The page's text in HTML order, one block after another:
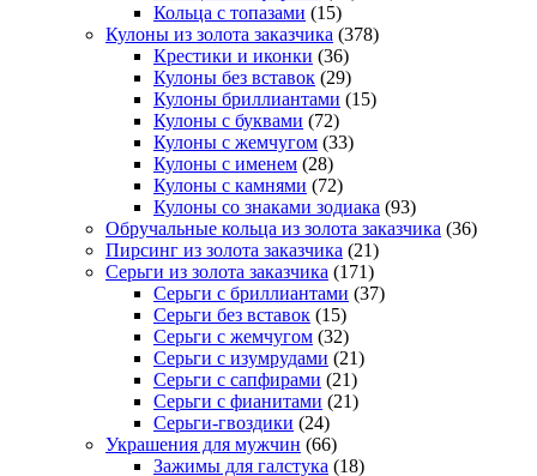
Кольца с топазами (15)
Кулоны из золота заказчика (378)
Крестики и иконки (36)
Кулоны без вставок (29)
Кулоны бриллиантами (15)
Кулоны с буквами (72)
Кулоны с жемчугом (33)
Кулоны с именем (28)
Кулоны с камнями (72)
Кулоны со знаками зодиака (93)
Обручальные кольца из золота заказчика (36)
Пирсинг из золота заказчика (21)
Серьги из золота заказчика (171)
Cерьги с бриллиантами (37)
Серьги без вставок (15)
Серьги с жемчугом (32)
Серьги с изумрудами (21)
Серьги с сапфирами (21)
Серьги с фианитами (21)
Серьги-гвоздики (24)
Украшения для мужчин (66)
Зажимы для галстука (18)